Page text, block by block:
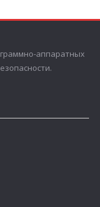
аппаратных